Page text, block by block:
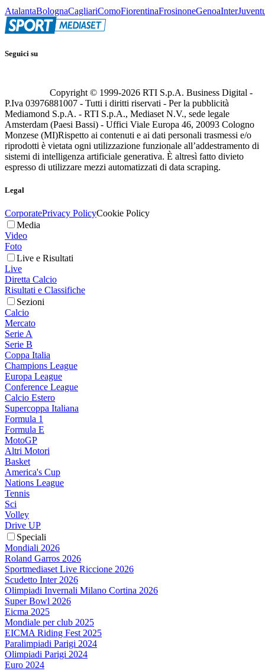
AtalantaBolognaCagliariComoFiorentinaFrosinoneGenoaInter
Seguici su
Copyright © 1999-2026 RTI S.p.A. Business Digital -
P.Iva 03976881007 - Tutti i diritti riservati - Per la pubblicità
Mediamond S.p.A. - RTI S.p.A., Mediaset N.V., sede legale
Amsterdam (Paesi Bassi) - Uffici Viale Europa 46, 20093 Cologno
Monzese (MI)Rispetto ai contenuti e ai dati personali trasmessi e/o
riprodotti è vietata ogni utilizzazione funzionale all’addestramento di
sistemi di intelligenza artificiale generativa. È altresì fatto divieto
espresso di utilizzare mezzi automatizzati di data scraping.
Legal
CorporatePrivacy PolicyCookie Policy
Media
Video
Foto
Live e Risultati
Live
Diretta Calcio
Risultati e Classifiche
Sezioni
Calcio
Mercato
Serie A
Serie B
Coppa Italia
Champions League
Europa League
Conference League
Calcio Estero
Supercoppa Italiana
Formula 1
Formula E
MotoGP
Altri Motori
Basket
America's Cup
Nations League
Tennis
Sci
Volley
Drive UP
Speciali
Mondiali 2026
Roland Garros 2026
Sportmediaset Live Riccione 2026
Scudetto Inter 2026
Olimpiadi Invernali Milano Cortina 2026
Super Bowl 2026
Eicma 2025
Mondiale per club 2025
EICMA Riding Fest 2025
Paralimpiadi Parigi 2024
Olimpiadi Parigi 2024
Euro 2024